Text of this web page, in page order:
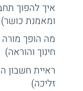
איך להפוך
ומאמנת כושר)
מה הופך
חינוך והוראה)
ראיית חשבון
זליכה)